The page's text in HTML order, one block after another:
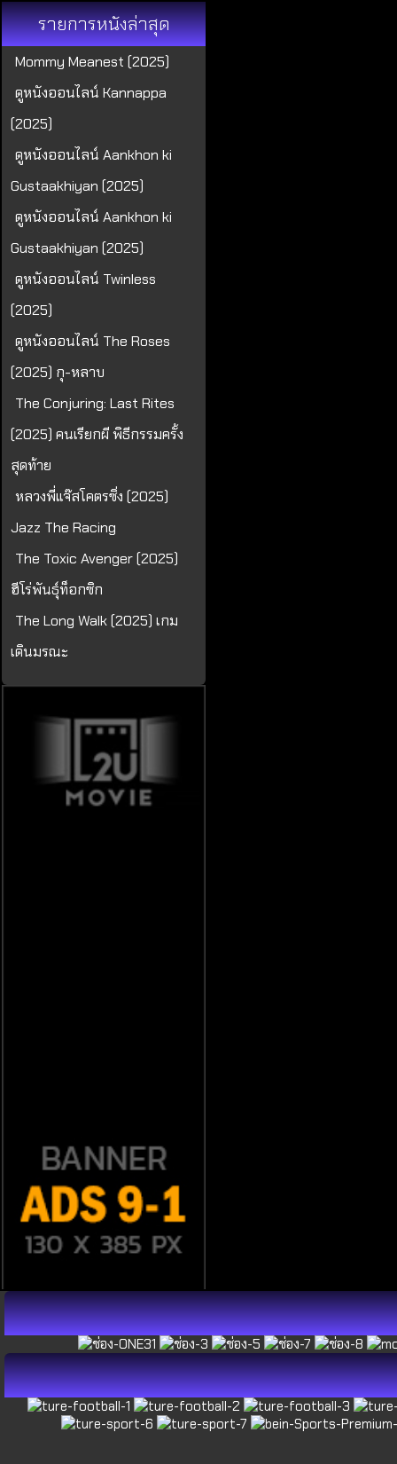
รายการหนังล่าสุด
Mommy Meanest (2025)
ดูหนังออนไลน์ Kannappa
(2025)
ดูหนังออนไลน์ Aankhon ki
Gustaakhiyan (2025)
ดูหนังออนไลน์ Aankhon ki
Gustaakhiyan (2025)
ดูหนังออนไลน์ Twinless
(2025)
ดูหนังออนไลน์ The Roses
(2025) กุ-หลาบ
The Conjuring: Last Rites
(2025) คนเรียกผี พิธีกรรมครั้ง
สุดท้าย
หลวงพี่แจ๊สโคตรซิ่ง (2025)
Jazz The Racing
The Toxic Avenger (2025)
ฮีโร่พันธุ์ท็อกซิก
The Long Walk (2025) เกม
เดินมรณะ